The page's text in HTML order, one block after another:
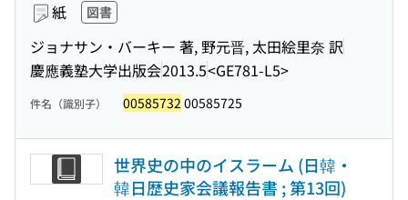
紙 図書
ジョナサン・バーキー 著, 野元晋, 太田絵里奈 訳
慶應義塾大学出版会2013.5<GE781-L5>
件名（識別子） 00585732 00585725
世界史の中のイスラーム (日韓・
韓日歴史家会議報告書 ; 第13回)